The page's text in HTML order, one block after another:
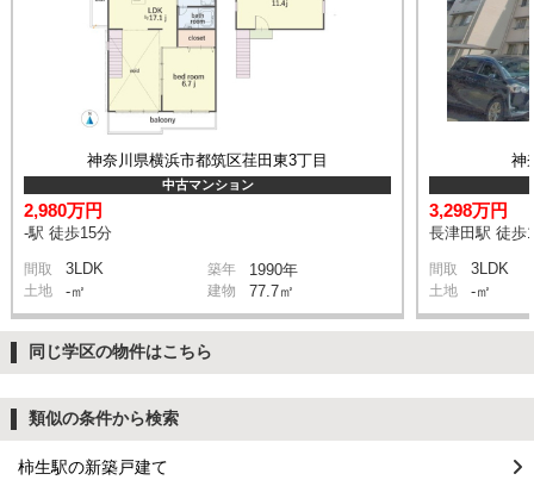
神奈川県横浜市都筑区荏田東3丁目
中古マンション
2,980万円
-駅 徒歩15分
間取 3LDK 築年 1990年
土地 -㎡ 建物 77.7㎡
神
3,298万円
長津田駅 徒歩
間取 3LDK
土地 -㎡
同じ学区の物件はこちら
類似の条件から検索
柿生駅の新築戸建て